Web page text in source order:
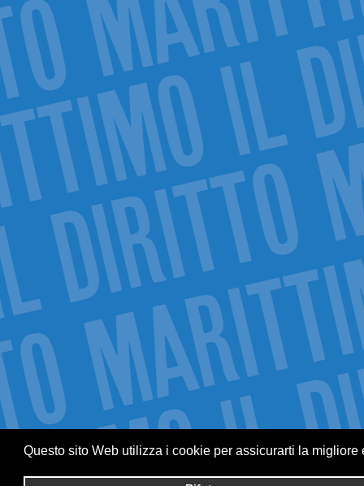
Questo sito Web utilizza i cookie per assicurarti la